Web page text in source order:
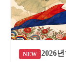
NEW 2026년